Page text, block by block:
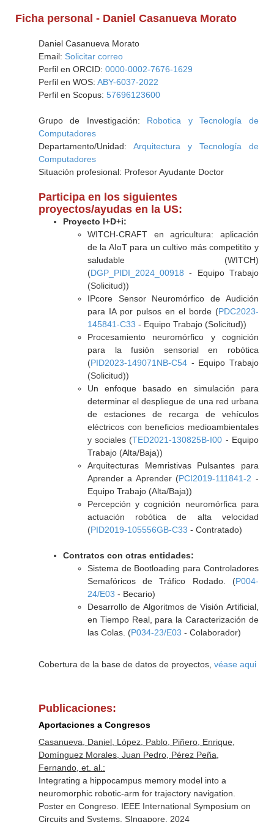
Ficha personal - Daniel Casanueva Morato
Daniel Casanueva Morato
Email: Solicitar correo
Perfil en ORCID: 0000-0002-7676-1629
Perfil en WOS: ABY-6037-2022
Perfil en Scopus: 57696123600
Grupo de Investigación: Robotica y Tecnología de
Computadores
Departamento/Unidad: Arquitectura y Tecnología de
Computadores
Situación profesional: Profesor Ayudante Doctor
Participa en los siguientes
proyectos/ayudas en la US:
Proyecto I+D+i:
WITCH-CRAFT en agricultura: aplicación
de la AIoT para un cultivo más competitito y
saludable (WITCH)
(DGP_PIDI_2024_00918 - Equipo Trabajo
(Solicitud))
IPcore Sensor Neuromórfico de Audición
para IA por pulsos en el borde (PDC2023-
145841-C33 - Equipo Trabajo (Solicitud))
Procesamiento neuromórfico y cognición
para la fusión sensorial en robótica
(PID2023-149071NB-C54- Equipo Trabajo
(Solicitud))
Un enfoque basado en simulación para
determinar el despliegue de una red urbana
de estaciones de recarga de vehículos
eléctricos con beneficios medioambientales
y sociales (TED2021-130825B-I00 - Equipo
Trabajo (Alta/Baja))
Arquitecturas Memristivas Pulsantes para
Aprender a Aprender (PCI2019-111841-2 -
Equipo Trabajo (Alta/Baja))
Percepción y cognición neuromórfica para
actuación robótica de alta velocidad
(PID2019-105556GB-C33 - Contratado)
Contratos con otras entidades:
Sistema de Bootloading para Controladores
Semafóricos de Tráfico Rodado. (P004-
24/E03 - Becario)
Desarrollo de Algoritmos de Visión Artificial,
en Tiempo Real, para la Caracterización de
las Colas. (P034-23/E03 - Colaborador)
Cobertura de la base de datos de proyectos, véase aqui
Publicaciones:
Aportaciones a Congresos
Casanueva, Daniel, López, Pablo, Piñero, Enrique,
Domínguez Morales, Juan Pedro, Pérez Peña,
Fernando, et. al.:
Integrating a hippocampus memory model into a
neuromorphic robotic-arm for trajectory navigation.
Poster en Congreso. IEEE International Symposium on
Circuits and Systems. SIngapore. 2024